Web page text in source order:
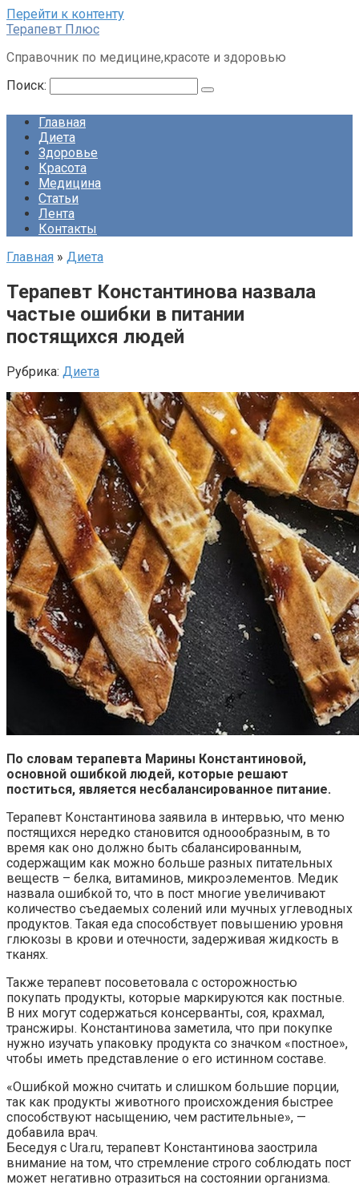
Перейти к контенту
Терапевт Плюс
Справочник по медицине,красоте и здоровью
Поиск:
Главная
Диета
Здоровье
Красота
Медицина
Статьи
Лента
Контакты
Главная » Диета
Терапевт Константинова назвала
частые ошибки в питании
постящихся людей
Рубрика: Диета
По словам терапевта Марины Константиновой,
основной ошибкой людей, которые решают
поститься, является несбалансированное питание.
Терапевт Константинова заявила в интервью, что меню
постящихся нередко становится одноообразным, в то
время как оно должно быть сбалансированным,
содержащим как можно больше разных питательных
веществ – белка, витаминов, микроэлементов. Медик
назвала ошибкой то, что в пост многие увеличивают
количество съедаемых солений или мучных углеводных
продуктов. Такая еда способствует повышению уровня
глюкозы в крови и отечности, задерживая жидкость в
тканях.
Также терапевт посоветовала с осторожностью
покупать продукты, которые маркируются как постные.
В них могут содержаться консерванты, соя, крахмал,
трансжиры. Константинова заметила, что при покупке
нужно изучать упаковку продукта со значком «постное»,
чтобы иметь представление о его истинном составе.
«Ошибкой можно считать и слишком большие порции,
так как продукты животного происхождения быстрее
способствуют насыщению, чем растительные», —
добавила врач.
Беседуя с Ura.ru, терапевт Константинова заострила
внимание на том, что стремление строго соблюдать пост
может негативно отразиться на состоянии организма.